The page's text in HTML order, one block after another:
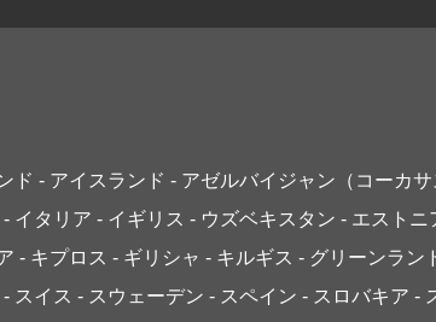
ド - アイスランド - アゼルバイジャン（コーカサ
- イタリア - イギリス - ウズベキスタン - エストニ
- キプロス - ギリシャ - キルギス - グリーンラン
- スイス - スウェーデン - スペイン - スロバキア -